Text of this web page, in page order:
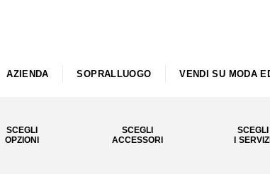
AZIENDA SOPRALLUOGO VENDI SU MODA
SCEGLI
OPZIONI
SCEGLI
ACCESSORI
SCEGLI
I SERVIZI